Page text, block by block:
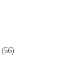
(56)